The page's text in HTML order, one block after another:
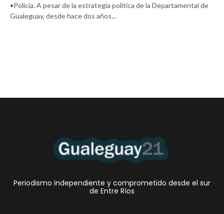
•Policía. A pesar de la estrategia politica de la Departamental de
Gualeguay, desde hace dos años...
Periodismo independiente y comprometido desde el sur
de Entre Ríos